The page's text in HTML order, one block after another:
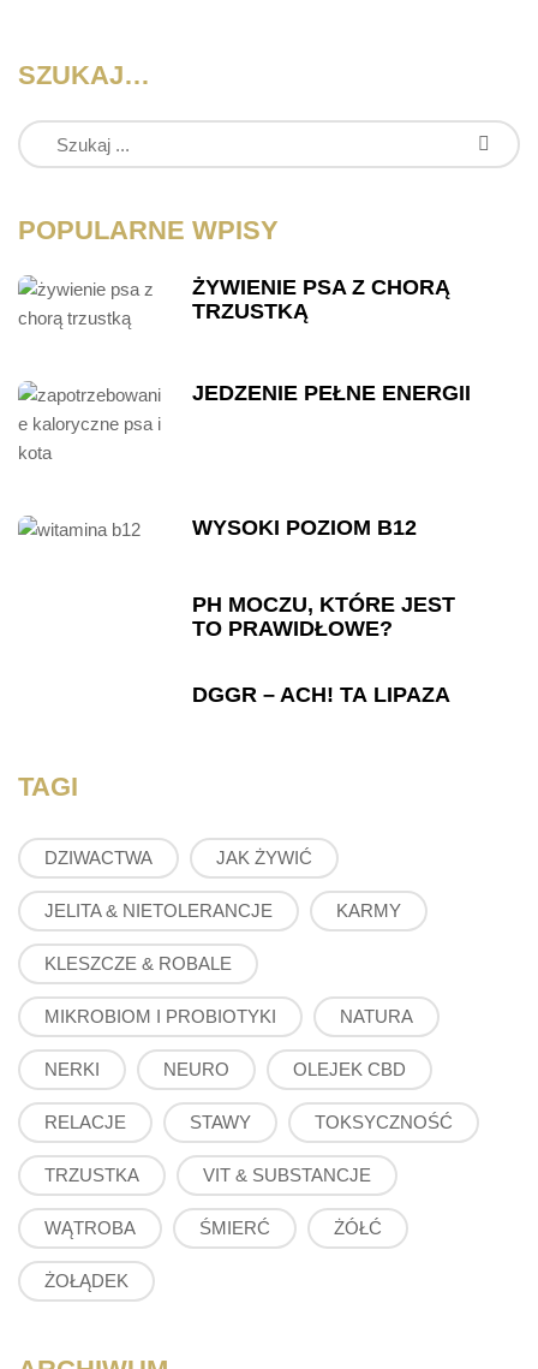
SZUKAJ…
POPULARNE WPISY
ŻYWIENIE PSA Z CHORĄ
TRZUSTKĄ
JEDZENIE PEŁNE ENERGII
WYSOKI POZIOM B12
PH MOCZU, KTÓRE JEST
TO PRAWIDŁOWE?
DGGR – ACH! TA LIPAZA
TAGI
DZIWACTWA JAK ŻYWIĆ
JELITA & NIETOLERANCJE KARMY
KLESZCZE & ROBALE
MIKROBIOM I PROBIOTYKI NATURA
NERKI NEURO OLEJEK CBD
RELACJE STAWY TOKSYCZNOŚĆ
TRZUSTKA VIT & SUBSTANCJE
WĄTROBA ŚMIERĆ ŻÓŁĆ
ŻOŁĄDEK